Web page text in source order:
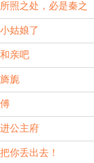
照之处，必是秦之
姑娘了
亲吧
旎
公主府
你丢出去！